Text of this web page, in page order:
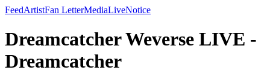
FeedArtistFan LetterMediaLiveNotice
Dreamcatcher Weverse LIVE -
Dreamcatcher